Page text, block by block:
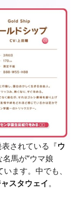
されている『ウ
馬が“ウマ娘
ます。中でも、
スタウェイ。